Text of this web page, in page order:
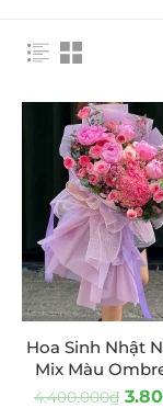
Hoa Sinh Nhật
Mix Màu
4.400.000₫